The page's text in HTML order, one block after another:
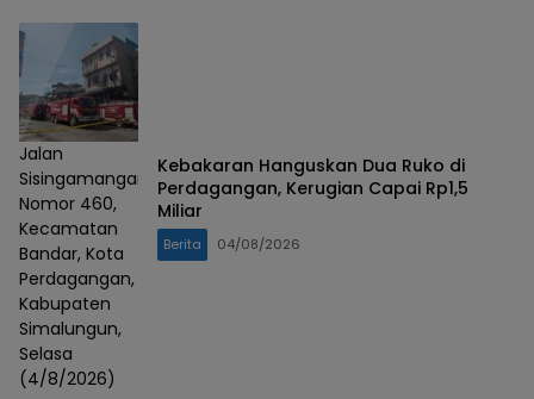
Jalan
Sisingamangaraja
Nomor 460,
Kecamatan
Bandar, Kota
Perdagangan,
Kabupaten
Simalungun,
Selasa
(4/8/2026)
Kebakaran Hanguskan Dua Ruko di
Perdagangan, Kerugian Capai Rp1,5
Miliar
Berita 04/08/2026